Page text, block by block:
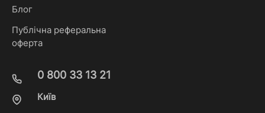
Блог
Публічна реферальна
оферта
0 800 33 13 21
Київ